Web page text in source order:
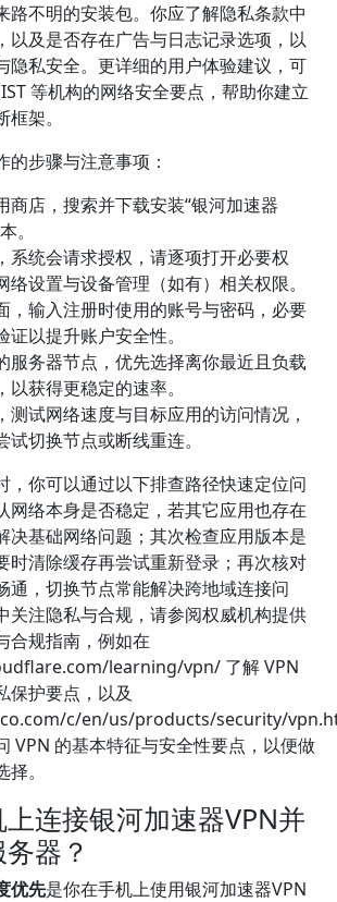
路不明的安装包。你应了解隐私条款中
以及是否存在广告与日志记录选项，以
隐私安全。更详细的用户体验建议，可
等机构的网络安全要点，帮助你建立
架。
的步骤与注意事项：
商店，搜索并下载安装“银河加速器
。
系统会请求授权，请逐项打开必要权
络设置与设备管理（如有）相关权限。
，输入注册时使用的账号与密码，必要
证以提升账户安全性。
服务器节点，优先选择离你最近且负载
以获得更稳定的速率。
测试网络速度与目标应用的访问情况，
试切换节点或断线重连。
，你可以通过以下排查路径快速定位问
网络本身是否稳定，若其它应用也存在
决基础网络问题；其次检查应用版本是
时清除缓存再尝试重新登录；再次核对
通，切换节点常能解决跨地域连接问
关注隐私与合规，请参阅权威机构提供
合规指南，例如在
learning/vpn/ 了解 VPN
保护要点，以及
c/en/us/products/security/
VPN 的基本特征与安全性要点，以便做
。
连接银河加速器VPN并
器？
优先是你在手机上使用银河加速器VPN